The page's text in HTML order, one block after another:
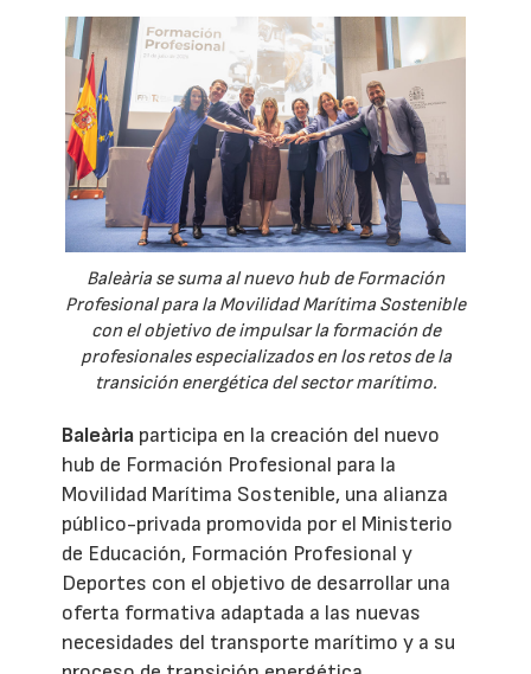
Baleària se suma al nuevo hub de Formación
Profesional para la Movilidad Marítima Sostenible
con el objetivo de impulsar la formación de
profesionales especializados en los retos de la
transición energética del sector marítimo.
Baleària participa en la creación del nuevo
hub de Formación Profesional para la
Movilidad Marítima Sostenible, una alianza
público-privada promovida por el Ministerio
de Educación, Formación Profesional y
Deportes con el objetivo de desarrollar una
oferta formativa adaptada a las nuevas
necesidades del transporte marítimo y a su